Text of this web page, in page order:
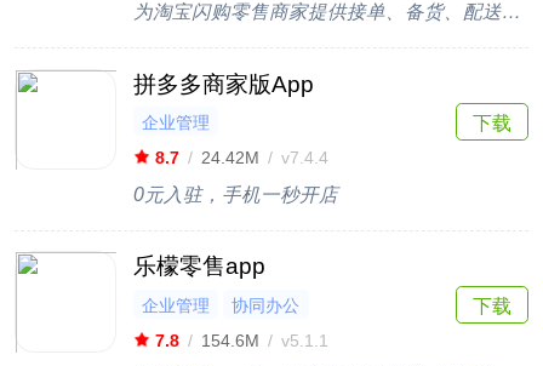
为淘宝闪购零售商家提供接单、备货、配送等多样服务
拼多多商家版App
企业管理
8.7 / 24.42M / v7.4.4
0元入驻，手机一秒开店
下载
乐檬零售app
企业管理
协同办公
7.8 / 154.6M / v5.1.1
下载